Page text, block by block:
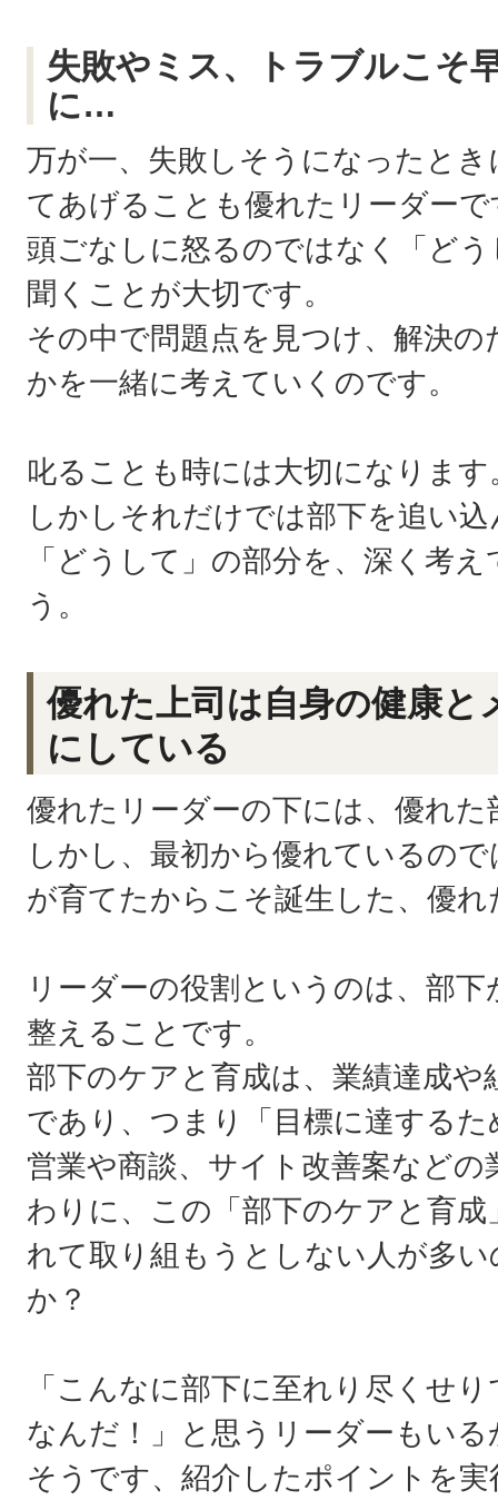
失敗やミス、トラブルこそ
に…
万が一、失敗しそうになったと
てあげることも優れたリーダーで
頭ごなしに怒るのではなく「ど
聞くことが大切です。
その中で問題点を見つけ、解決
かを一緒に考えていくのです。
叱ることも時には大切になります
しかしそれだけでは部下を追い
「どうして」の部分を、深く考
う。
優れた上司は自身の健康と
にしている
優れたリーダーの下には、優れた
しかし、最初から優れているの
が育てたからこそ誕生した、優
リーダーの役割というのは、部
整えることです。
部下のケアと育成は、業績達成や
であり、つまり「目標に達する
営業や商談、サイト改善案など
わりに、この「部下のケアと育
れて取り組もうとしない人が多
か？
「こんなに部下に至れり尽くせ
なんだ！」と思うリーダーもい
そうです、紹介したポイントを